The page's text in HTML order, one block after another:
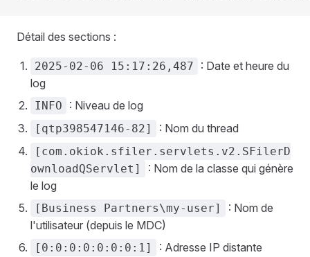
Détail des sections :
2025-02-06 15:17:26,487
: Date et heure du
log
INFO : Niveau de log
[qtp398547146-82] : Nom du thread
[com.okiok.sfiler.servlets.v2.SFilerD
ownloadQServlet]
: Nom de la classe qui génère
le log
[Business Partners\my-user]
: Nom de
l'utilisateur (depuis le MDC)
[0:0:0:0:0:0:0:1]
: Adresse IP distante